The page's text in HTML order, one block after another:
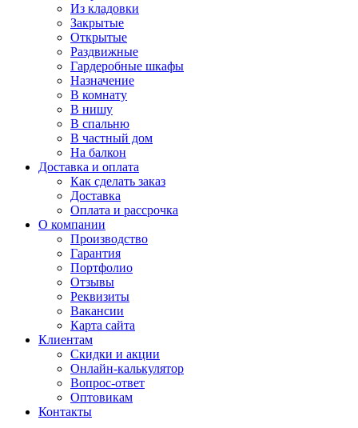
Из кладовки
Закрытые
Открытые
Раздвижные
Гардеробные шкафы
Назначение
В комнату
В нишу
В спальню
В частный дом
На балкон
Доставка и оплата
Как сделать заказ
Доставка
Оплата и рассрочка
О компании
Производство
Гарантия
Портфолио
Отзывы
Реквизиты
Вакансии
Карта сайта
Клиентам
Скидки и акции
Онлайн-калькулятор
Вопрос-ответ
Оптовикам
Контакты